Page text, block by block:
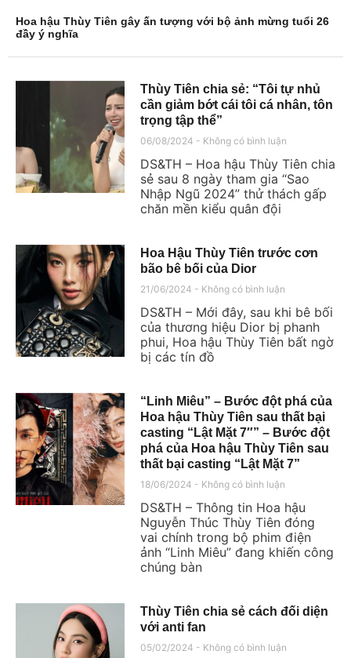
Hoa hậu Thùy Tiên gây ấn tượng với bộ ảnh mừng tuổi 26
đầy ý nghĩa
Thùy Tiên chia sẻ: “Tôi tự nhủ
cần giảm bớt cái tôi cá nhân, tôn
trọng tập thể”
06/08/2024 Không có bình luận
DS&TH – Hoa hậu Thùy Tiên chia
sẻ sau 8 ngày tham gia “Sao
Nhập Ngũ 2024” thử thách gấp
chăn mền kiểu quân đội
Hoa Hậu Thùy Tiên trước cơn
bão bê bối của Dior
21/06/2024 Không có bình luận
DS&TH – Mới đây, sau khi bê bối
của thương hiệu Dior bị phanh
phui, Hoa hậu Thùy Tiên bất ngờ
bị các tín đồ
“Linh Miêu” – Bước đột phá của
Hoa hậu Thùy Tiên sau thất bại
casting “Lật Mặt 7″” – Bước đột
phá của Hoa hậu Thùy Tiên sau
thất bại casting “Lật Mặt 7”
18/06/2024 Không có bình luận
DS&TH – Thông tin Hoa hậu
Nguyễn Thúc Thùy Tiên đóng
vai chính trong bộ phim điện
ảnh “Linh Miêu” đang khiến công
chúng bàn
Thùy Tiên chia sẻ cách đối diện
với anti fan
05/02/2024 Không có bình luận